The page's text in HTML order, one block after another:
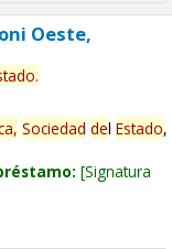
Oeste,
.
Sociedad del Estado,
Signatura